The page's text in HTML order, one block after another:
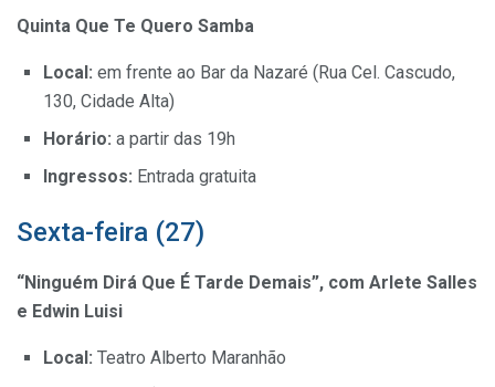
Quinta Que Te Quero Samba
Local: em frente ao Bar da Nazaré (Rua Cel. Cascudo,
130, Cidade Alta)
Horário: a partir das 19h
Ingressos: Entrada gratuita
Sexta-feira (27)
“Ninguém Dirá Que É Tarde Demais”, com Arlete Salles
e Edwin Luisi
Local: Teatro Alberto Maranhão